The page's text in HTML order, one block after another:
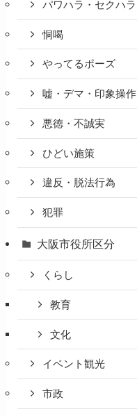
パワハラ・セクハラ
恫喝
やってるポーズ
嘘・デマ・印象操作
悪徳・不誠実
ひどい施策
違反・脱法行為
犯罪
大阪市役所区分
くらし
教育
文化
イベント観光
市政